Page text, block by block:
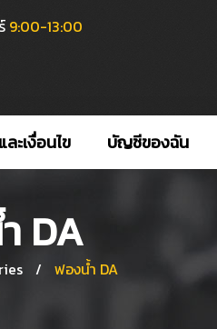
9:00-13:00
ะเงื่อนไข บัญชีของฉัน
DA
/ ฟองน้ำ DA